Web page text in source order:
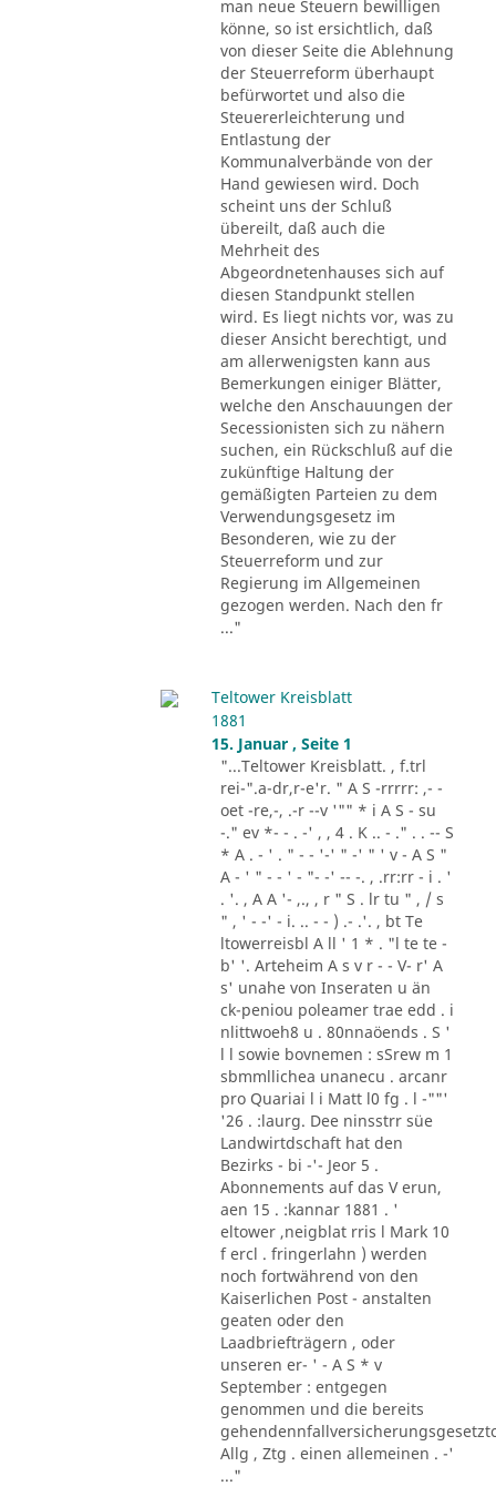
man neue Steuern bewilligen
könne, so ist ersichtlich, daß
von dieser Seite die Ablehnung
der Steuerreform überhaupt
befürwortet und also die
Steuererleichterung und
Entlastung der
Kommunalverbände von der
Hand gewiesen wird. Doch
scheint uns der Schluß
übereilt, daß auch die
Mehrheit des
Abgeordnetenhauses sich auf
diesen Standpunkt stellen
wird. Es liegt nichts vor, was zu
dieser Ansicht berechtigt, und
am allerwenigsten kann aus
Bemerkungen einiger Blätter,
welche den Anschauungen der
Secessionisten sich zu nähern
suchen, ein Rückschluß auf die
zukünftige Haltung der
gemäßigten Parteien zu dem
Verwendungsgesetz im
Besonderen, wie zu der
Steuerreform und zur
Regierung im Allgemeinen
gezogen werden. Nach den fr
..."
Teltower Kreisblatt
1881
15. Januar , Seite 1
"...Teltower Kreisblatt. , f.trl
rei-".a-dr,r-e'r. " A S -rrrrr: ,- -
oet -re,-, .-r --v '"" * i A S - su
-." ev *- - . -' , , 4 . K .. - ." . . -- S
* A . - ' . " - - '-' " -' " ' v - A S "
A - ' " - - ' - "- -' -- -. , .rr:rr - i . '
. '. , A A '- ,., , r " S . lr tu " , / s
" , ' - -' - i. .. - - ) .- .'. , bt Te
ltowerreisbl A ll ' 1 * . "l te te -
b' '. Arteheim A s v r - - V- r' A
s' unahe von Inseraten u än
ck-peniou poleamer trae edd . i
nlittwoeh8 u . 80nnaöends . S '
l l sowie bovnemen : sSrew m 1
sbmmllichea unanecu . arcanr
pro Quariai l i Matt l0 fg . l -""'
'26 . :laurg. Dee ninsstrr süe
Landwirtdschaft hat den
Bezirks - bi -'- Jeor 5 .
Abonnements auf das V erun,
aen 15 . :kannar 1881 . '
eltower ,neigblat rris l Mark 10
f ercl . fringerlahn ) werden
noch fortwährend von den
Kaiserlichen Post - anstalten
geaten oder den
Laadbriefträgern , oder
unseren er- ' - A S * v
September : entgegen
genommen und die bereits
Allg , Ztg . einen allemeinen . -'
..."